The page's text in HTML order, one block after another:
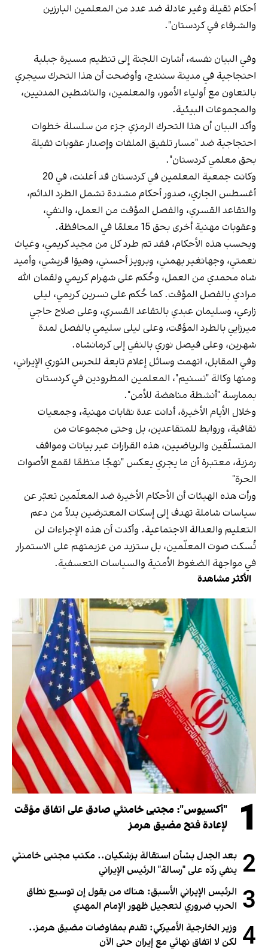
أحكام ثقيلة وغير عادلة ضد عدد من المعلمين البارزين
والشرفاء في كردستان".
وفي البيان نفسه، أشارت اللجنة إلى تنظيم مسيرة جبلية
احتجاجية في مدينة سنندج، وأوضحت أن هذا التحرك سيجري
بالتعاون مع أولياء الأمور، والمعلمين، والناشطين المدنيين،
والمجموعات البيئية.
وأكد البيان أن هذا التحرك الرمزي جزء من سلسلة خطوات
احتجاجية ضد "مسار تلفيق الملفات وإصدار عقوبات ثقيلة
بحق معلمي كردستان".
وكانت جمعية المعلمين في كردستان قد أعلنت، في 20
أغسطس الجاري، صدور أحكام مشددة تشمل الطرد الدائم،
والتقاعد القسري، والفصل المؤقت من العمل، والنفي،
وعقوبات مهنية أخرى بحق 15 معلمًا في المحافظة.
وبحسب هذه الأحكام، فقد تم طرد كل من مجيد كريمي، وغياث
نعمتي، وجهانغير بهمني، وبرويز أحسني، وهيوَا قريشي، وأميد
شاه‌ محمدي من العمل، وحُكم على شهرام كريمي ولقمان‌ الله
مرادي بالفصل المؤقت. كما حُكم على نسرين كريمي، ليلى
زارعي، وسليمان عبدي بالتقاعد القسري، وعلى صلاح حاجي
‌ميرزايي بالطرد المؤقت، وعلى ليلى سليمي بالفصل لمدة
شهرين، وعلى فيصل نوري بالنفي إلى كرمانشاه.
وفي المقابل، اتهمت وسائل إعلام تابعة للحرس الثوري الإيراني،
ومنها وكالة "تسنيم"، المعلمين المطرودين في كردستان
بممارسة "أنشطة مناهضة للأمن".
وخلال الأيام الأخيرة، أدانت عدة نقابات مهنية، وجمعيات
ثقافية، وروابط للمتقاعدين، بل وحتى مجموعات من
المتسلّقين والرياضيين، هذه القرارات عبر بيانات ومواقف
رمزية، معتبرة أن ما يجري يعكس "نهجًا منظمًا لقمع الأصوات
الحرة"
ورأت هذه الهيئات أن الأحكام الأخيرة ضد المعلّمين تعبّر عن
سياسات شاملة تهدف إلى إسكات المعترضين بدلاً من دعم
التعليم والعدالة الاجتماعية. وأكدت أن هذه الإجراءات لن
تُسكت صوت المعلّمين، بل ستزيد من عزيمتهم على الاستمرار
في مواجهة الضغوط الأمنية والسياسات التعسفية.
الأكثر مشاهدة
1
"أكسيوس": مجتبى خامنئي صادق على اتفاق مؤقت
لإعادة فتح مضيق هرمز
2 بعد الجدل بشأن استقالة بزشكيان.. مكتب مجتبى خامنئي
ينفي ردّه على "رسالة" الرئيس الإيراني
3 الرئيس الإيراني الأسبق: هناك من يقول إن توسيع نطاق
الحرب ضروري لتعجيل ظهور الإمام المهدي
4 وزير الخارجية الأميركي: تقدم بمفاوضات مضيق هرمز..
لكن لا اتفاق نهائي مع إيران حتى الآن